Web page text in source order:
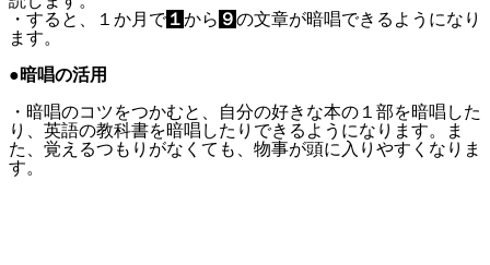
・すると、１か月で １から ９の文章が暗唱できるようになり
ます。
●暗唱の活用
・暗唱のコツをつかむと、自分の好きな本の１部を暗唱した
り、英語の教科書を暗唱したりできるようになります。ま
た、覚えるつもりがなくても、物事が頭に入りやすくなりま
す。